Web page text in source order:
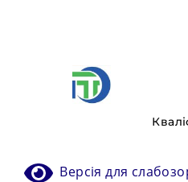
Версія для